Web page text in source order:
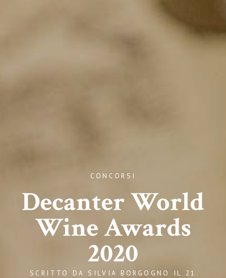
CONCORSI
Decanter World
Wine Awards
2020
SCRITTO DA SILVIA BORGOGNO IL
21